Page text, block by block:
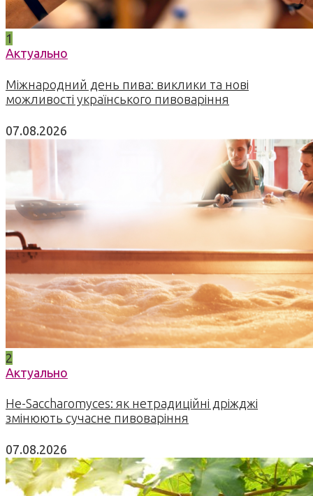
1
Актуально
Міжнародний день пива: виклики та нові
можливості українського пивоваріння
07.08.2026
2
Актуально
Не-Saccharomyces: як нетрадиційні дріжджі
змінюють сучасне пивоваріння
07.08.2026